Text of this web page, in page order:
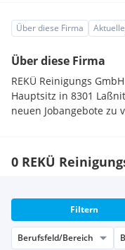
Über diese Firma Aktuelle
Über diese Firma
REKÜ Reinigungs
Hauptsitz in 8301
neuen Jobangebote zu
0 REKÜ
Filtern
Berufsfeld/Bereich